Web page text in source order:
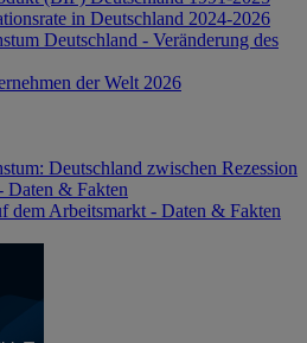
in Deutschland 2024-2026
Deutschland - Veränderung des
der Welt 2026
Deutschland zwischen Rezession
Daten & Fakten
dem Arbeitsmarkt - Daten & Fakten